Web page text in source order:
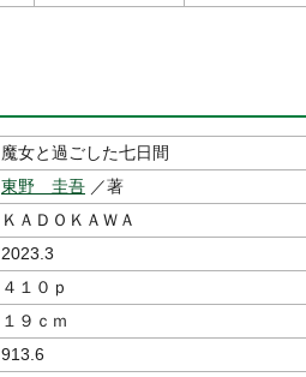
魔女と過ごした七日間
東野 圭吾 ／著
ＫＡＤＯＫＡＷＡ
2023.3
４１０ｐ
１９ｃｍ
913.6